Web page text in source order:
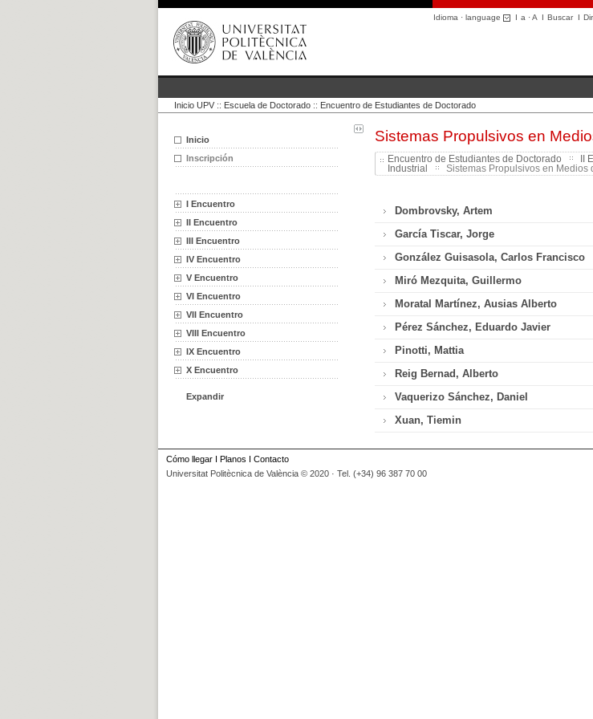
Idioma · language I a ·A I BuscarI
Inicio UPV :: Escuela de Doctorado :: Encuentro de Estudiantes de Doctorado
Inicio
Inscripción
I Encuentro
II Encuentro
III Encuentro
IV Encuentro
V Encuentro
VI Encuentro
VII Encuentro
VIII Encuentro
IX Encuentro
X Encuentro
Expandir
Sistemas Propulsivos en
Encuentro de Estudiantes de Doctorado II
Industrial
Sistemas Propulsivos en Medios
Dombrovsky, Artem
García Tiscar, Jorge
González Guisasola, Carlos Francisco
Miró Mezquita, Guillermo
Moratal Martínez, Ausias Alberto
Pérez Sánchez, Eduardo Javier
Pinotti, Mattia
Reig Bernad, Alberto
Vaquerizo Sánchez, Daniel
Xuan, Tiemin
Cómo llegar I Planos I Contacto
Universitat Politècnica de València © 2020 · Tel. (+34) 96 387 70 00